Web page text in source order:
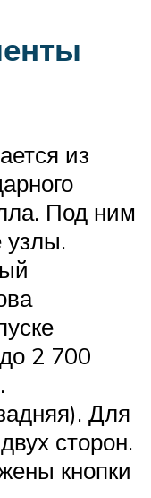
из
Под ним
узлы.
2 700
Для
сторон.
кнопки